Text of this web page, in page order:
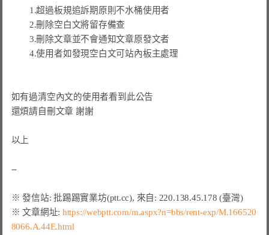
如有過清空內文的使用者看到此公告
還煩請自刪文章 謝謝
以上
※ 發信站: 批踢踢實業坊(ptt.cc), 來自: 220.138.45.178 (臺灣)
※ 文章網址: https://webptt.com/m.aspx?n=bbs/rent-exp/M.166520
8066.A.44E.html